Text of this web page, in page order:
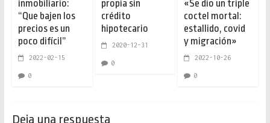
inmobiliario:
“Que bajen los
precios es un
poco difícil”
2022-02-15
0
propia sin
crédito
hipotecario
2020-12-31
0
«Se dio un triple
coctel mortal:
estallido, covid
y migración»
2022-10-26
0
Deja una respuesta